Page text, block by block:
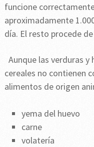
funcione
aproximadamente
día. El resto procede
Aunque las verduras
cereales no contienen
alimentos de origen
yema del huevo
carne
volatería